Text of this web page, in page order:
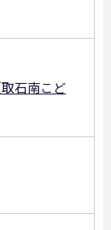
石南こど